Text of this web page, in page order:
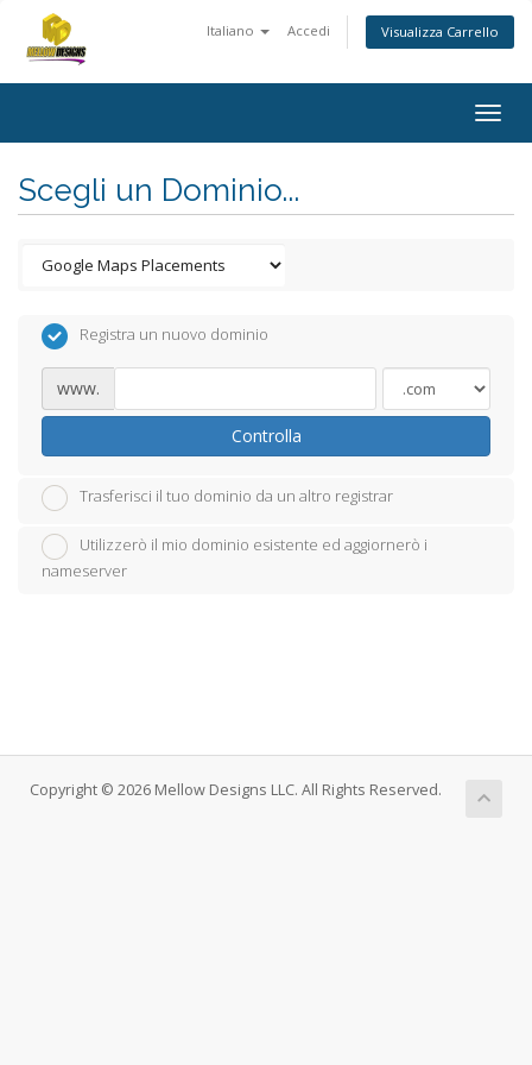
Italiano Accedi Visualizza Carrello
Scegli un Dominio...
Registra un nuovo dominio
www.
Controlla
Trasferisci il tuo dominio da un altro registrar
Utilizzerò il mio dominio esistente ed aggiornerò i
nameserver
Copyright © 2026 Mellow Designs LLC. All Rights Reserved.